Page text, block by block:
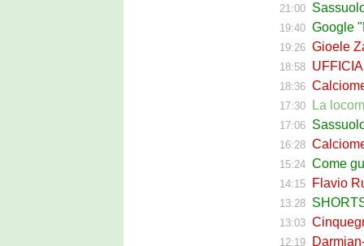
21:00 Sassuolo
19:40 Google
19:26 Gioele
18:58
18:36
17:30 La
17:06 Sassuolo
16:28
15:24 Come
14:15 Flavio
13:28 SHORTS
13:03
12:19 Darmian-